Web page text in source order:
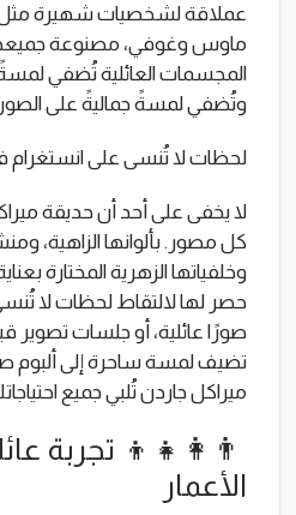
عملاقة لشخصيات شهيرة
ماوس وغوفي، مصنوعة
المجسمات العائلية تُضفي
وتُضفي لمسةً جماليةً على
لحظات لا تُنسى على
لا يخفى على أحد أن حديقة
كل مصور. بألوانها الزاهية،
وخلفياتها الزهرية المختارة
حصر لها لالتقاط لحظات لا
صورًا عائلية، أو جلسات تصوير
تضيف لمسة ساحرة إلى ألبوم
ميراكل جاردن تُلبي جميع
👨‍👩‍👧‍👦 تجربة
الأعمار